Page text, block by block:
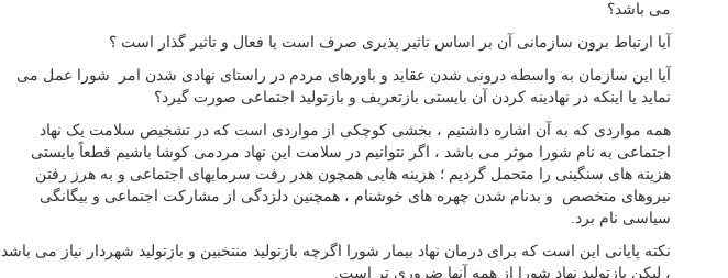
می باشد؟
آیا ارتباط برون سازمانی آن بر اساس تاثیر پذیری صرف است یا فعال و تاثیر گذار است ؟
آیا این سازمان به واسطه درونی شدن عقاید و باورهای مردم در راستای نهادی شدن امر شورا عمل می
نماید یا اینکه در نهادینه کردن آن بایستی بازتعریف و بازتولید اجتماعی صورت گیرد؟
همه مواردی که به آن اشاره داشتیم ، بخشی کوچکی از مواردی است که در تشخیص سلامت یک نهاد
اجتماعی به نام شورا موثر می باشد ، اگر نتوانیم در سلامت این نهاد مردمی کوشا باشیم قطعاً بایستی
هزینه های سنگینی را متحمل گردیم ؛ هزینه هایی همچون هدر رفت سرمایهای اجتماعی و به هرز رفتن
نیروهای متخصص و بدنام شدن چهره های خوشنام ، همچنین دلزدگی از مشارکت اجتماعی و بیگانگی
سیاسی نام برد.
نکته پایانی این است که برای درمان نهاد بیمار شورا اگرچه بازتولید منتخبین و بازتولید شهردار نیاز می باشد
، لیکن بازتولید نهاد شورا از همه آنها ضروری تر است.